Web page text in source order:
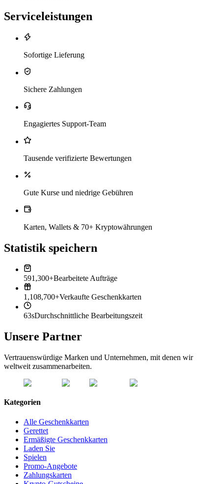
Serviceleistungen
Sofortige Lieferung
Sichere Zahlungen
Engagiertes Support-Team
Tausende verifizierte Bewertungen
Gute Kurse und niedrige Gebühren
Karten, Wallets & 70+ Kryptowährungen
Statistik speichern
591,300+Bearbeitete Aufträge
1,108,700+Verkaufte Geschenkkarten
63sDurchschnittliche Bearbeitungszeit
Unsere Partner
Vertrauenswürdige Marken und Unternehmen, mit denen wir
weltweit zusammenarbeiten.
Kategorien
Alle Geschenkkarten
Gerettet
Ermäßigte Geschenkkarten
Laden Sie
Spielen
Promo-Angebote
Zahlungskarten